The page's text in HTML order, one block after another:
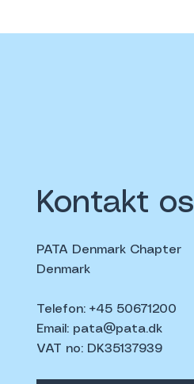
Kontakt os
PATA Denmark Chapter
Denmark
Telefon: +45 50671200
Email: pata@pata.dk
VAT no: DK35137939